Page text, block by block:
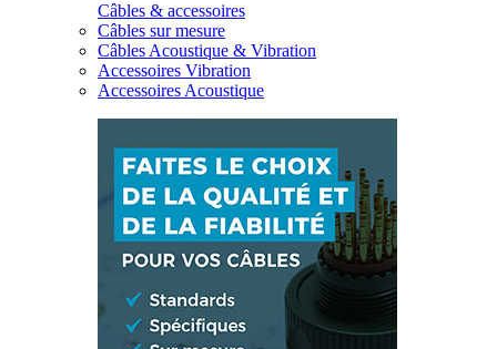
Câbles & accessoires
Câbles sur mesure
Câbles Acoustique & Vibration
Accessoires Vibration
Accessoires Acoustique